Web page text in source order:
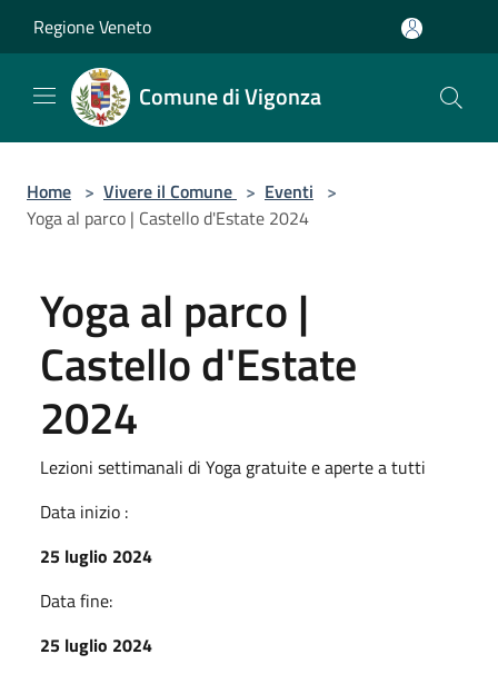
Regione Veneto
Comune di Vigonza
Home > Vivere il Comune > Eventi >
Yoga al parco | Castello d'Estate 2024
Yoga al parco |
Castello d'Estate
2024
Lezioni settimanali di Yoga gratuite e aperte a tutti
Data inizio :
25 luglio 2024
Data fine:
25 luglio 2024